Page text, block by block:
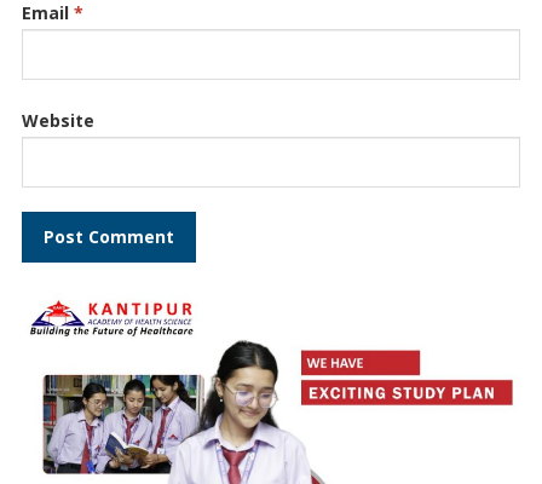
Email *
Website